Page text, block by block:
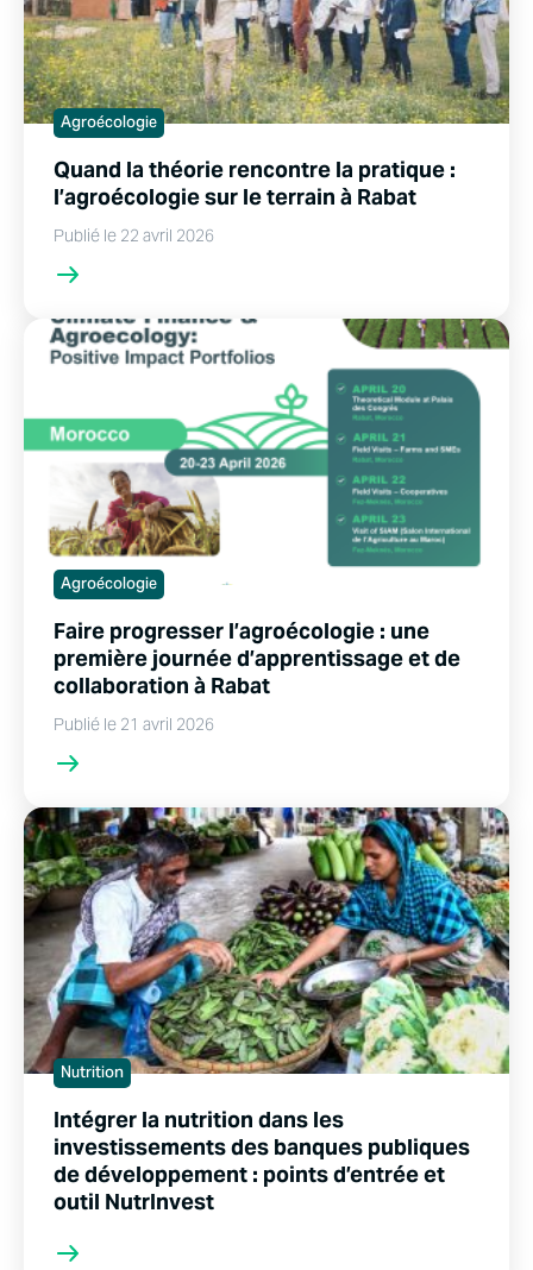
Agroécologie
Quand la théorie rencontre la pratique :
l’agroécologie sur le terrain à Rabat
Publié le 22 avril 2026
Agroécologie
Faire progresser l’agroécologie : une
première journée d’apprentissage et de
collaboration à Rabat
Publié le 21 avril 2026
Nutrition
Intégrer la nutrition dans les
investissements des banques publiques
de développement : points d’entrée et
outil NutrInvest